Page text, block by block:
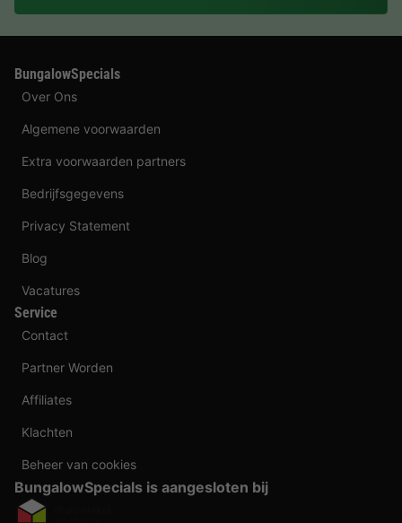
BungalowSpecials
Over Ons
Algemene voorwaarden
Extra voorwaarden partners
Bedrijfsgegevens
Privacy Statement
Blog
Vacatures
Service
Contact
Partner Worden
Affiliates
Klachten
Beheer van cookies
BungalowSpecials is aangesloten bij